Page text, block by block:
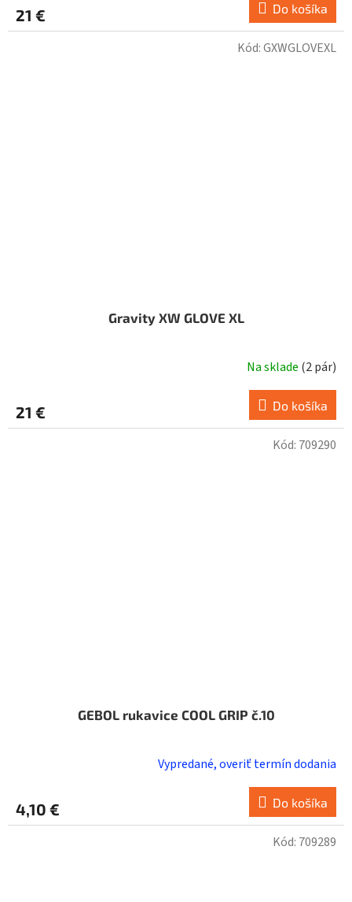
21 € Do košíka
Gravity XW GLOVE XL
Na sklade (2 pár)
21 € Do košíka
Kód:GXWGLOVEXL
GEBOL rukavice COOL GRIP č.10
Vypredané, overiť termín dodania
4,10 € Do košíka
Kód: 709290
Kód: 709289